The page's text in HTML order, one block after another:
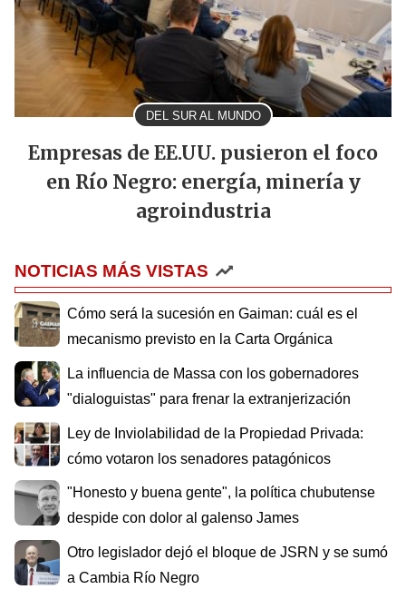
DEL SUR AL MUNDO
Empresas de EE.UU. pusieron el foco
en Río Negro: energía, minería y
agroindustria
NOTICIAS MÁS VISTAS
Cómo será la sucesión en Gaiman: cuál es el
mecanismo previsto en la Carta Orgánica
La influencia de Massa con los gobernadores
"dialoguistas" para frenar la extranjerización
Ley de Inviolabilidad de la Propiedad Privada:
cómo votaron los senadores patagónicos
"Honesto y buena gente", la política chubutense
despide con dolor al galenso James
Otro legislador dejó el bloque de JSRN y se sumó
a Cambia Río Negro